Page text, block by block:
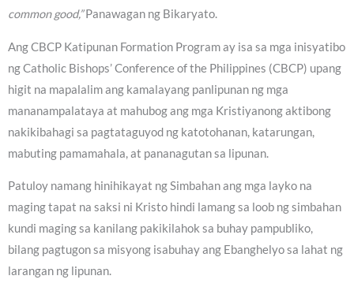
common good,”Panawagan ng Bikaryato.
Ang CBCP Katipunan Formation Program ay isa sa mga inisyatibo
ng Catholic Bishops’ Conference of the Philippines (CBCP) upang
higit na mapalalim ang kamalayang panlipunan ng mga
mananampalataya at mahubog ang mga Kristiyanong aktibong
nakikibahagi sa pagtataguyod ng katotohanan, katarungan,
mabuting pamamahala, at pananagutan sa lipunan.
Patuloy namang hinihikayat ng Simbahan ang mga layko na
maging tapat na saksi ni Kristo hindi lamang sa loob ng simbahan
kundi maging sa kanilang pakikilahok sa buhay pampubliko,
bilang pagtugon sa misyong isabuhay ang Ebanghelyo sa lahat ng
larangan ng lipunan.